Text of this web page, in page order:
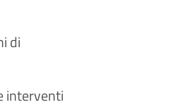
di
interventi